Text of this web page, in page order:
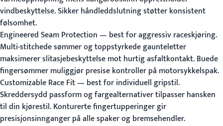
vindbeskyttelse. Sikker håndleddslutning støtter konsistent
følsomhet.
Engineered Seam Protection— best for aggressiv raceskjøring.
Multi-stitchede sømmer og toppstyrkede gaunteletter
maksimerer slitasjebeskyttelse mot hurtig asfaltkontakt. Buede
fingersømmer muliggjør presise kontroller på motorsykkelspak.
Customizable Race Fit— best for individuell gripstil.
Skreddersydd passform og fargealternativer tilpasser hansken
til din kjørestil. Konturerte fingertupperinger gir
presisjonsinnganger på alle spaker og bremsehendler.